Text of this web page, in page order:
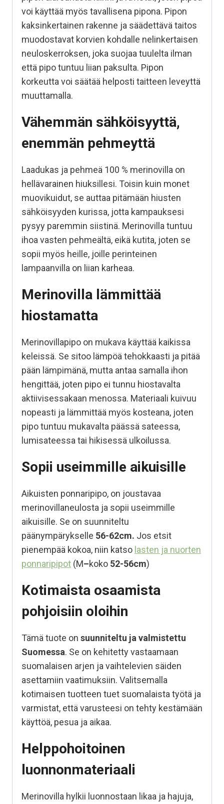
voi käyttää myös tavallisena pipona. Pipon
kaksinkertainen rakenne ja säädettävä taitos
muodostavat korvien kohdalle nelinkertaisen
neuloskerroksen, joka suojaa tuulelta ilman
että pipo tuntuu liian paksulta. Pipon
korkeutta voi säätää helposti taitteen leveyttä
muuttamalla.
Vähemmän sähköisyyttä,
enemmän pehmeyttä
Laadukas ja pehmeä 100 % merinovilla on
hellävarainen hiuksillesi. Toisin kuin monet
muovikuidut, se auttaa pitämään hiusten
sähköisyyden kurissa, jotta kampauksesi
pysyy paremmin siistinä. Merinovilla tuntuu
ihoa vasten pehmeältä, eikä kutita, joten se
sopii myös heille, joille perinteinen
lampaanvilla on liian karheaa.
Merinovilla lämmittää
hiostamatta
Merinovillapipo on mukava käyttää kaikissa
keleissä. Se sitoo lämpöä tehokkaasti ja pitää
pään lämpimänä, mutta antaa samalla ihon
hengittää, joten pipo ei tunnu hiostavalta
aktiivisessakaan menossa. Materiaali kuivuu
nopeasti ja lämmittää myös kosteana, joten
pipo tuntuu mukavalta päässä sateessa,
lumisateessa tai hikisessä ulkoilussa.
Sopii useimmille aikuisille
Aikuisten ponnaripipo, on joustavaa
merinovillaneulosta ja sopii useimmille
aikuisille. Se on suunniteltu
päänympärykselle 56-62cm. Jos etsit
pienempää kokoa, niin katso lasten ja nuorten
ponnaripipot (M–koko 52-56cm)
Kotimaista osaamista
pohjoisiin oloihin
Tämä tuote on suunniteltu ja valmistettu
Suomessa. Se on kehitetty vastaamaan
suomalaisen arjen ja vaihtelevien säiden
asettamiin vaatimuksiin. Valitsemalla
kotimaisen tuotteen tuet suomalaista työtä ja
varmistat, että varusteesi on tehty kestämään
käyttöä, pesua ja aikaa.
Helppohoitoinen
luonnonmateriaali
Merinovilla hylkii luonnostaan likaa ja hajuja,